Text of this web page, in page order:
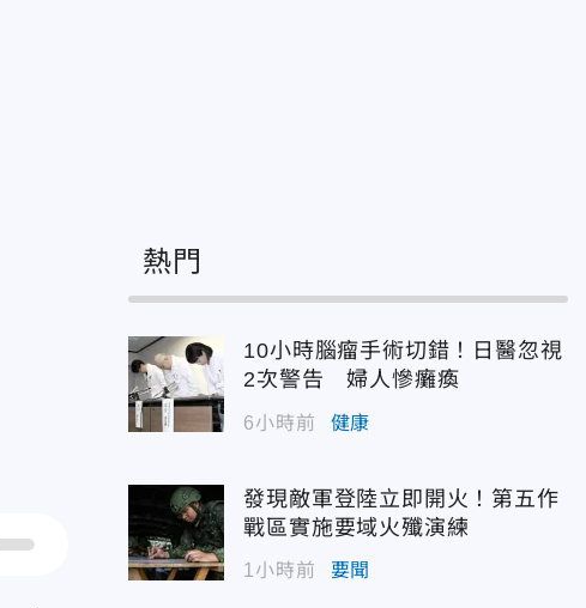
熱門
10小時腦瘤手術切錯！日醫忽視
2次警告 婦人慘癱瘓
6小時前 健康
發現敵軍登陸立即開火！第五作
戰區實施要域火殲演練
1小時前 要聞